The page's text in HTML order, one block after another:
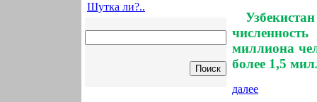
Шутка ли?..
миллиона
более 1,5
далее